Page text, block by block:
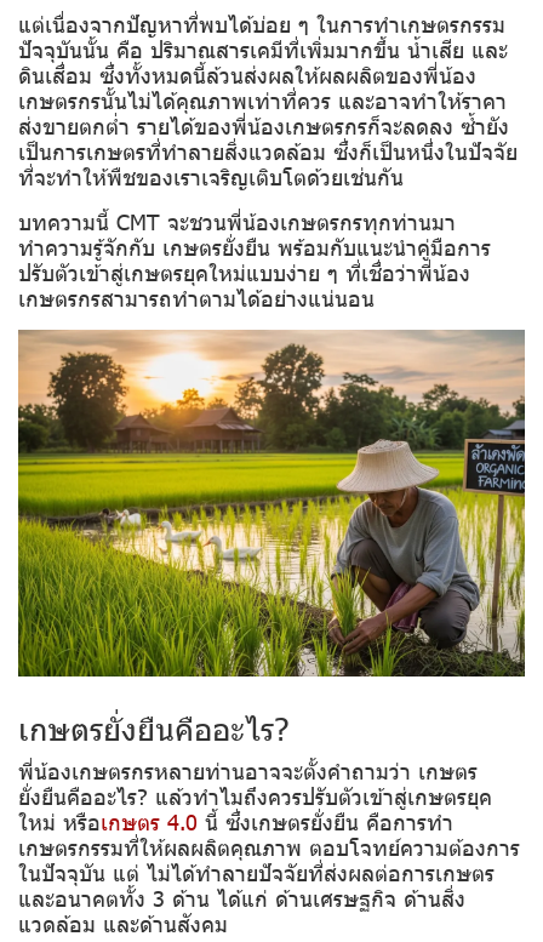
แต่เนื่องจากปัญหาที่พบได้บ่อย ๆ ในการทำเกษตรกรรม
ปัจจุบันนั้น คือ ปริมาณสารเคมีที่เพิ่มมากขึ้น น้ำเสีย และ
ดินเสื่อม ซึ่งทั้งหมดนี้ล้วนส่งผลให้ผลผลิตของพี่น้อง
เกษตรกรนั้นไม่ได้คุณภาพเท่าที่ควร และอาจทำให้ราคา
ส่งขายตกต่ำ รายได้ของพี่น้องเกษตรกรก็จะลดลง ซ้ำยัง
เป็นการเกษตรที่ทำลายสิ่งแวดล้อม ซึ่งก็เป็นหนึ่งในปัจจัย
ที่จะทำให้พืชของเราเจริญเติบโตด้วยเช่นกัน
บทความนี้ CMT จะชวนพี่น้องเกษตรกรทุกท่านมา
ทำความรู้จักกับ เกษตรยั่งยืน พร้อมกับแนะนำคู่มือการ
ปรับตัวเข้าสู่เกษตรยุคใหม่แบบง่าย ๆ ที่เชื่อว่าพี่น้อง
เกษตรกรสามารถทำตามได้อย่างแน่นอน
เกษตรยั่งยืนคืออะไร?
พี่น้องเกษตรกรหลายท่านอาจจะตั้งคำถามว่า เกษตร
ยั่งยืนคืออะไร? แล้วทำไมถึงควรปรับตัวเข้าสู่เกษตรยุค
ใหม่ หรือเกษตร 4.0 นี้ ซึ่งเกษตรยั่งยืน คือการทำ
เกษตรกรรมที่ให้ผลผลิตคุณภาพ ตอบโจทย์ความต้องการ
ในปัจจุบัน แต่ ไม่ได้ทำลายปัจจัยที่ส่งผลต่อการเกษตร
และอนาคตทั้ง 3 ด้าน ได้แก่ ด้านเศรษฐกิจ ด้านสิ่ง
แวดล้อม และด้านสังคม